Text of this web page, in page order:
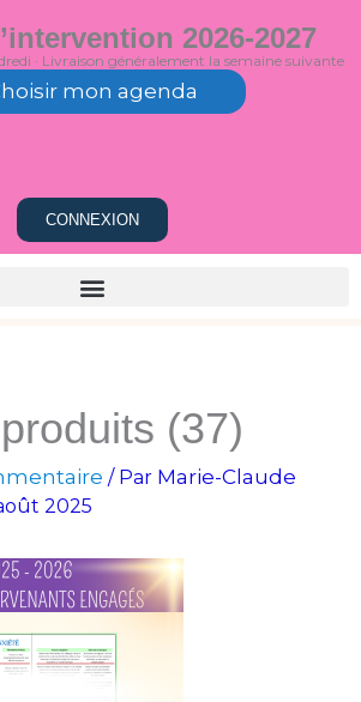
2026-2027
· Livraison généralement la semaine suivante
mon agenda
CONNEXION
(37)
/ Par Marie-Claude
2025